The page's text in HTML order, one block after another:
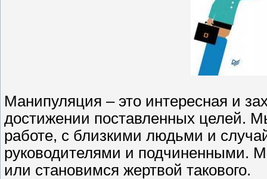
Манипуляция – это интересная и
достижении поставленных целей.
работе, с близкими людьми и
руководителями и подчиненными.
или становимся жертвой такового.